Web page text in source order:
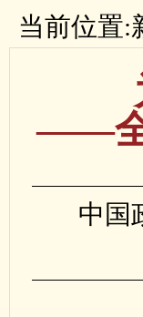
当前位置:
——全
中国